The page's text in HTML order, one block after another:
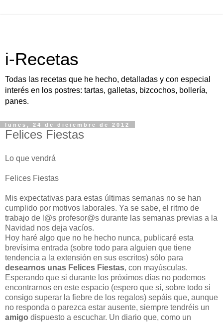
i-Recetas
Todas las recetas que he hecho, detalladas y con especial
interés en los postres: tartas, galletas, bizcochos, bollería,
panes.
lunes, 24 de diciembre de 2012
Felices Fiestas
Lo que vendrá
Felices Fiestas
Mis expectativas para estas últimas semanas no se han
cumplido por motivos laborales. Ya se sabe, el ritmo de
trabajo de l@s profesor@s durante las semanas previas a la
Navidad nos deja vacíos.
Hoy haré algo que no he hecho nunca, publicaré esta
brevísima entrada (sobre todo para alguien que tiene
tendencia a la extensión en sus escritos) sólo para
desearnos unas Felices Fiestas, con mayúsculas.
Esperando que si durante los próximos días no podemos
encontrarnos en este espacio (espero que sí, sobre todo si
consigo superar la fiebre de los regalos) sepáis que, aunque
no responda o parezca estar ausente, siempre tendréis un
amigo dispuesto a escuchar. Un diario que, como un